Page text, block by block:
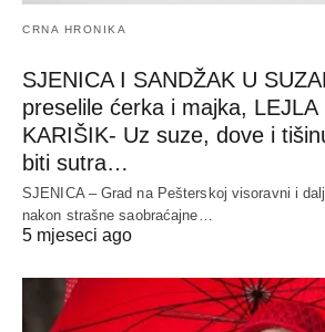
CRNA HRONIKA
SJENICA I SANDŽAK U
preselile ćerka i majka, LEJLA
KARIŠIK- Uz suze, dove i
biti sutra…
SJENICA – Grad na Pešterskoj visoravni i
nakon strašne saobraćajne…
5 mjeseci ago